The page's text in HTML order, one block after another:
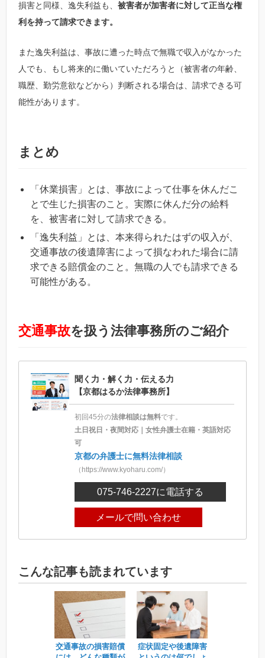
損害と同様、逸失利益も、 被害者が加害者に対して正当な権
利を持って請求できます。
また逸失利益は、事故に遭った時点で無職で収入がなかった
人でも、もし将来的に働いていただろうと（被害者の年齢、
職歴、勤労意欲などから）判断される場合は、請求できる可
能性があります。
まとめ
「休業損害」とは、事故によって仕事を休んだこ
とで生じた損害のこと。実際に休んだ分の給料
を、被害者に対して請求できる。
「逸失利益」とは、本来得られたはずの収入が、
交通事故の後遺障害によって損なわれた場合に請
求できる賠償金のこと。無職の人でも請求できる
可能性がある。
交通事故を扱う法律事務所のご紹介
聞く力・解く力・伝える力
【京都はるか法律事務所】
初回45分の法律相談は無料です。
土日祝日・夜間対応｜女性弁護士在籍・英語対応
可
京都の弁護士に無料法律相談
（https://www.kyoharu.com/）
075-746-2227に電話する
メールで問い合わせ
こんな記事も読まれています
交通事故の損害賠償
症状固定や後遺障害